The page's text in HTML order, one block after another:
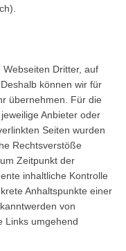
Dritter, auf
können wir für
übernehmen. Für die
Anbieter oder
Seiten wurden
Rechtsverstöße
Zeitpunkt der
inhaltliche Kontrolle
Anhaltspunkte einer
von
Links umgehend